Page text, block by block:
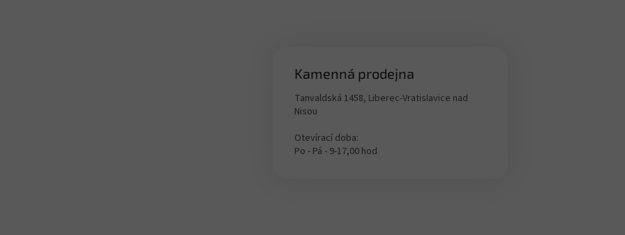
Kamenná prodejna
Tanvaldská 1458, Liberec-Vratislavice nad
Nisou
Otevírací doba:
Po - Pá - 9-17,00 hod